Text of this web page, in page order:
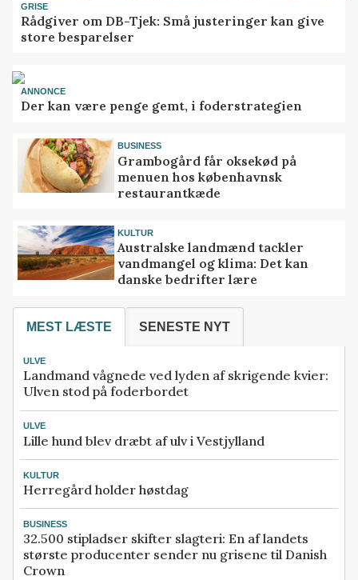
GRISE
Rådgiver om DB-Tjek: Små justeringer kan give
store besparelser
ANNONCE
Der kan være penge gemt, i foderstrategien
BUSINESS
Grambogård får oksekød på
menuen hos københavnsk
restaurantkæde
KULTUR
Australske landmænd tackler
vandmangel og klima: Det kan
danske bedrifter lære
MEST LÆSTE SENESTE NYT
ULVE
Landmand vågnede ved lyden af skrigende kvier:
Ulven stod på foderbordet
ULVE
Lille hund blev dræbt af ulv i Vestjylland
KULTUR
Herregård holder høstdag
BUSINESS
32.500 stipladser skifter slagteri: En af landets
største producenter sender nu grisene til Danish
Crown